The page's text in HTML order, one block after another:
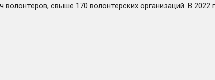
свыше 170 волонтерских организаций. В